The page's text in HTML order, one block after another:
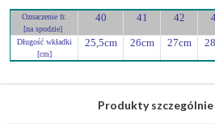
Oznaczenie fr.
[na spodzie]
40 41 42
Długość wkładki
[cm]
25,5cm 26cm 27cm
Produkty